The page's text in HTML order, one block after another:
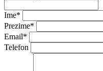
Ime*
Prezime*
Email*
Telefon